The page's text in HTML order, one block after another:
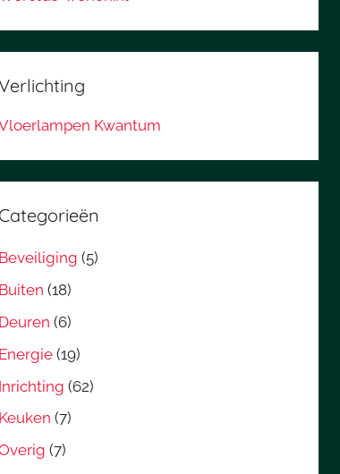
Kwantum
Categorieën
Beveiliging (5)
Buiten (18)
Deuren (6)
Energie (19)
Inrichting (62)
Keuken (7)
(7)